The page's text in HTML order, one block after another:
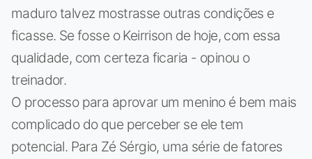
maduro talvez mostrasse outras condições e
ficasse. Se fosse o Keirrison de hoje, com essa
qualidade, com certeza ficaria - opinou o
treinador.
O processo para aprovar um menino é bem mais
complicado do que perceber se ele tem
potencial. Para Zé Sérgio, uma série de fatores